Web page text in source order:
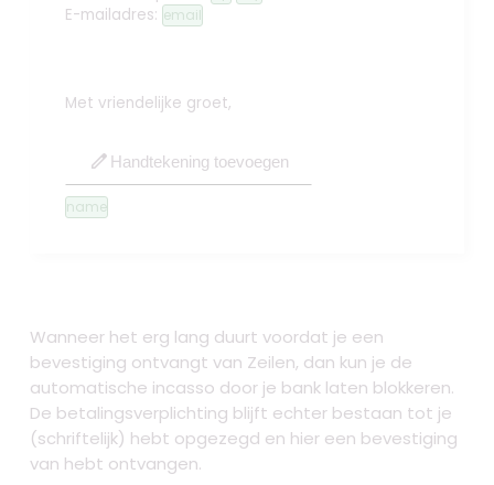
E-mailadres: email
Met vriendelijke groet,
edit Handtekening toevoegen
name
Wanneer het erg lang duurt voordat je een
bevestiging ontvangt van Zeilen, dan kun je de
automatische incasso door je bank laten blokkeren.
De betalingsverplichting blijft echter bestaan tot je
(schriftelijk) hebt opgezegd en hier een bevestiging
van hebt ontvangen.